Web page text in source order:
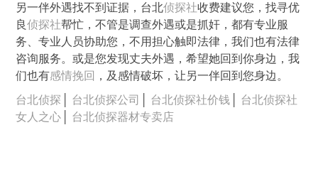
另一伴外遇找不到证据，台北侦探社收费建议您，找寻优
良侦探社帮忙，不管是调查外遇或是抓奸，都有专业服
务、专业人员协助您，不用担心触即法律，我们也有法律
咨询服务。或是您发现丈夫外遇，希望她回到你身边，我
们也有感情挽回 ，及感情破坏，让另一伴回到您身边。
台北侦探
台北侦探公司 台北侦探社价钱
台北侦探社
女人之心
台北侦探器材专卖店